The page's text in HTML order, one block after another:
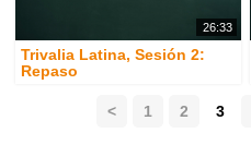
26:33
Trivalia Latina, Sesión 2:
Repaso
< 1 2 3